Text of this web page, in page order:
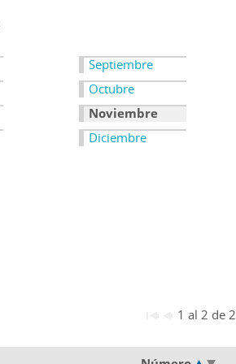
Septiembre
Octubre
Noviembre
Diciembre
1 al 2 de 2